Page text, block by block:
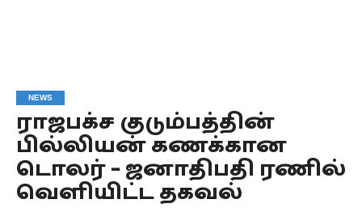
NEWS
ராஜபக்ச குடும்பத்தின்
பில்லியன் கணக்கான
டொலர் – ஜனாதிபதி ரணில்
வெளியிட்ட தகவல்